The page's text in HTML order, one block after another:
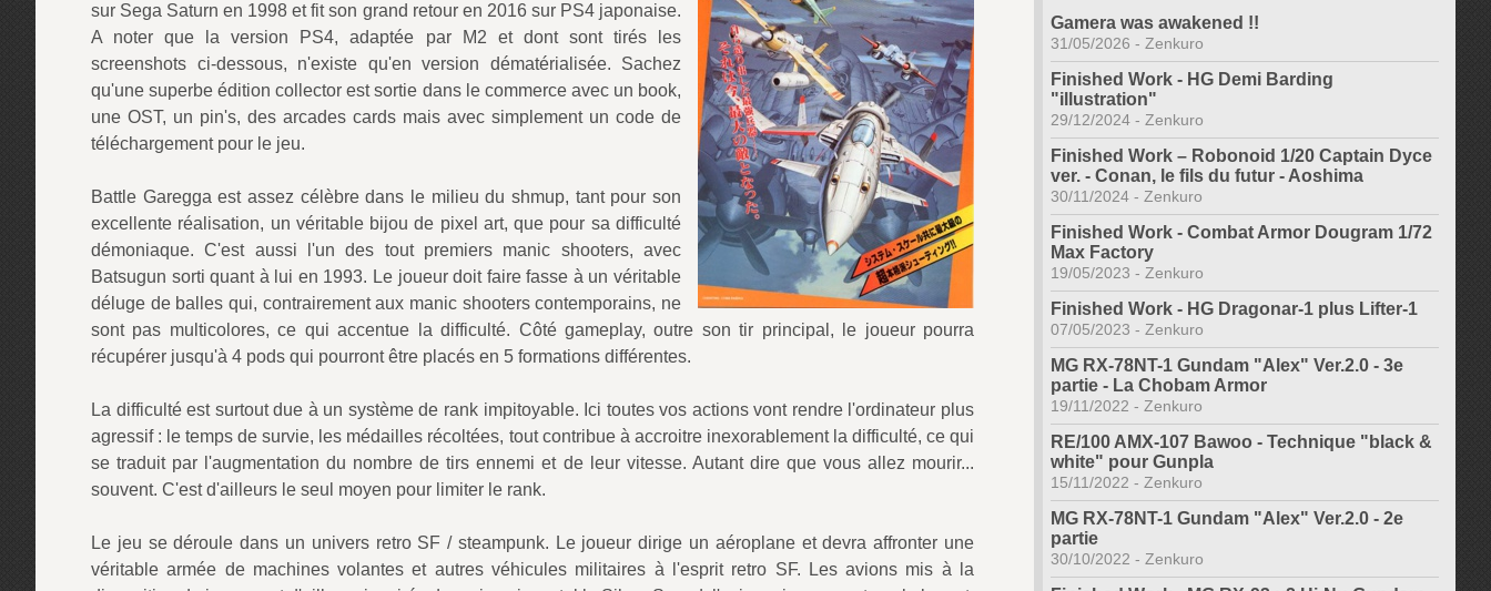
sur Sega Saturn en 1998 et fit son grand retour en 2016 sur PS4 japonaise.
A noter que la version PS4, adaptée par M2 et dont sont tirés les
screenshots ci-dessous, n'existe qu'en version dématérialisée. Sachez
qu'une superbe édition collector est sortie dans le commerce avec un book,
une OST, un pin's, des arcades cards mais avec simplement un code de
téléchargement pour le jeu.
Battle Garegga est assez célèbre dans le milieu du shmup, tant pour son
excellente réalisation, un véritable bijou de pixel art, que pour sa difficulté
démoniaque. C'est aussi l'un des tout premiers manic shooters, avec
Batsugun sorti quant à lui en 1993. Le joueur doit faire fasse à un véritable
déluge de balles qui, contrairement aux manic shooters contemporains, ne
sont pas multicolores, ce qui accentue la difficulté. Côté gameplay, outre son tir principal, le joueur pourra
récupérer jusqu'à 4 pods qui pourront être placés en 5 formations différentes.
La difficulté est surtout due à un système de rank impitoyable. Ici toutes vos actions vont rendre l'ordinateur plus
agressif : le temps de survie, les médailles récoltées, tout contribue à accroitre inexorablement la difficulté, ce qui
se traduit par l'augmentation du nombre de tirs ennemi et de leur vitesse. Autant dire que vous allez mourir...
souvent. C'est d'ailleurs le seul moyen pour limiter le rank.
Le jeu se déroule dans un univers retro SF / steampunk. Le joueur dirige un aéroplane et devra affronter une
véritable armée de machines volantes et autres véhicules militaires à l'esprit retro SF. Les avions mis à la
Gamera was awakened !!
31/05/2026 - Zenkuro
Finished Work - HG Demi Barding
"illustration"
29/12/2024 - Zenkuro
Finished Work – Robonoid 1/20 Captain Dyce
ver. - Conan, le fils du futur - Aoshima
30/11/2024 - Zenkuro
Finished Work - Combat Armor Dougram 1/72
Max Factory
19/05/2023 - Zenkuro
Finished Work - HG Dragonar-1 plus Lifter-1
07/05/2023 - Zenkuro
MG RX-78NT-1 Gundam "Alex" Ver.2.0 - 3e
partie - La Chobam Armor
19/11/2022 - Zenkuro
RE/100 AMX-107 Bawoo - Technique "black &
white" pour Gunpla
15/11/2022 - Zenkuro
MG RX-78NT-1 Gundam "Alex" Ver.2.0 - 2e
partie
30/10/2022 - Zenkuro